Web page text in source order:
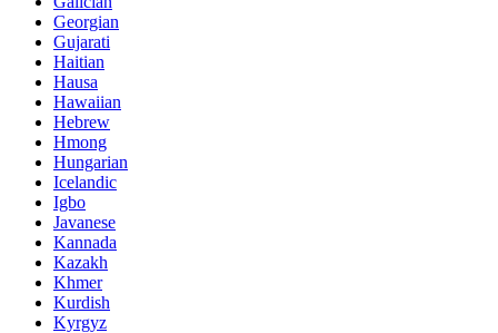
Georgian
Gujarati
Haitian
Hausa
Hawaiian
Hebrew
Hmong
Hungarian
Icelandic
Igbo
Javanese
Kannada
Kazakh
Khmer
Kurdish
Kyrgyz